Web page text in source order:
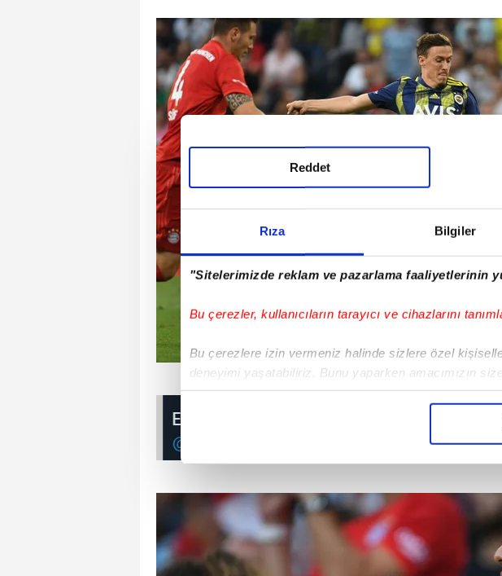
Rıza Bilgiler
"Sitelerimizde reklam ve pazarlama faaliyetlerinin
Bu çerezler, kullanıcıların tarayıcı ve cihazlarını
Bu çerezlere izin vermeniz halinde sizlere özel
deneyimi yaşatabiliriz. Bunu yaparken amacımızın
içerikleri sunabilmek adına elimizden gelen çabayı
çerezler vasıtasıyla çeşitli kişisel verileriniz
amacıyla kullanılmaktadır. Diğer çerezler, sitemizin
reklam/pazarlama faaliyetlerinin yapılması,
Reddet